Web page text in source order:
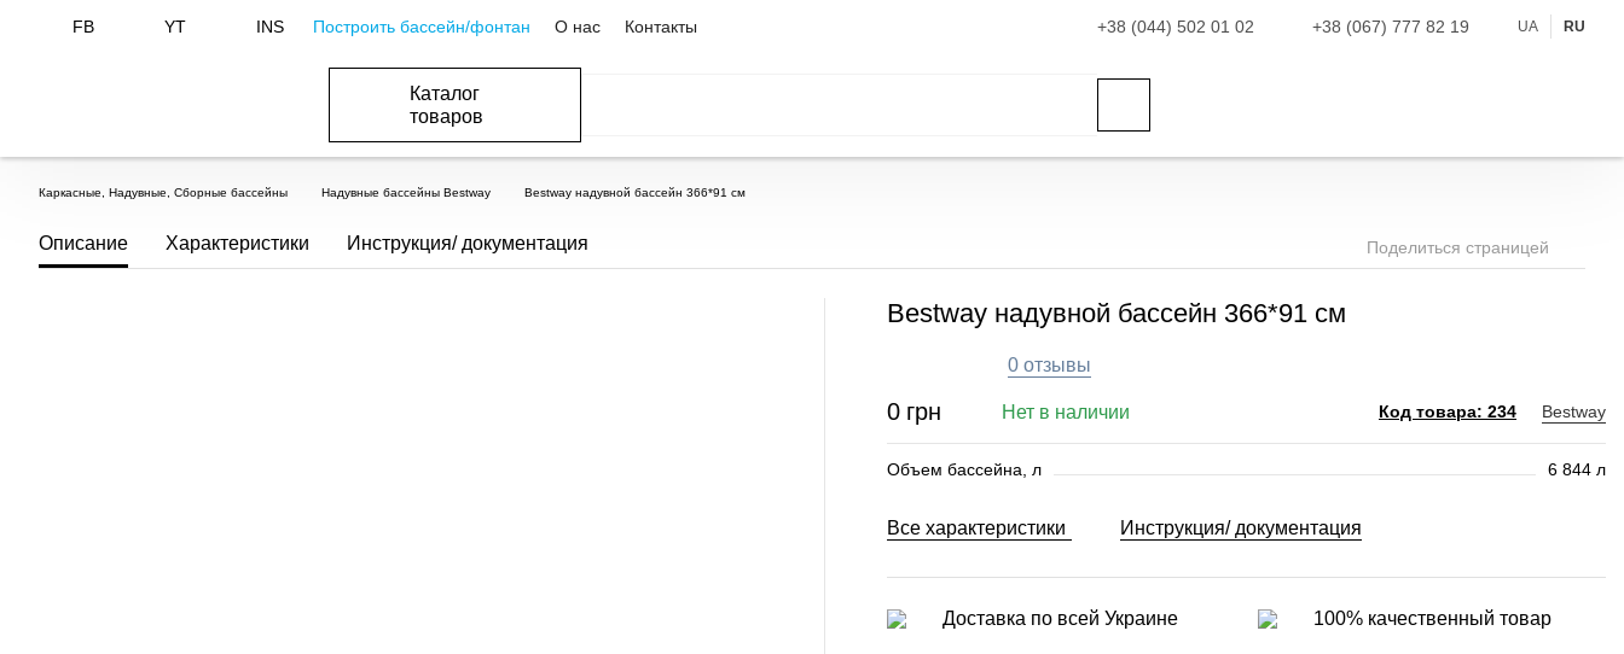
FB YT INS Построить бассейн/фонтан О нас Контакты +38 (044) 502 01 02 +38 (067) 777 82 19 UA RU
Каталог
товаров
Каркасные, Надувные, Сборные бассейны Надувные бассейны Bestway Bestway надувной бассейн 366*91 см
Описание Характеристики Инструкция/ документация Поделиться страницей
Bestway надувной бассейн 366*91 см
0 отзывы
0 грн Нет в наличии Код товара: 234 Bestway
Объем бассейна, л 6 844 л
Все характеристики Инструкция/ документация
Доставка по всей Украине 100% качественный товар